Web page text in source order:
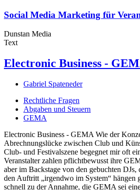
Social Media Marketing für
Dunstan Media
Text
Electronic Business -
Gabriel Spateneder
Rechtliche Fragen
Abgaben und Steuern
GEMA
Electronic Business - GEMA Wie der
Abrechnungslücke zwischen Club und
Club- und Festivalszene begegnet mir oft
Veranstalter zahlen pflichtbewusst ihre
aber im Backstage von den gebuchten DJs,
den Auftritt „irgendwo im System“ hängen
schnell zu der Annahme, die GEMA sei